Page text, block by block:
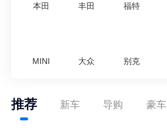
本田 丰田 福特
MINI 大众 别克
推荐 新车 导购 豪车